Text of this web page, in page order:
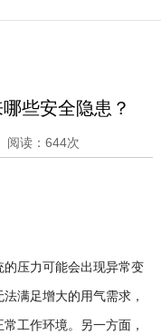
些安全隐患？
阅读： 644次
压力可能会出现异常变
满足增大的用气需求，
常工作环境。另一方面，